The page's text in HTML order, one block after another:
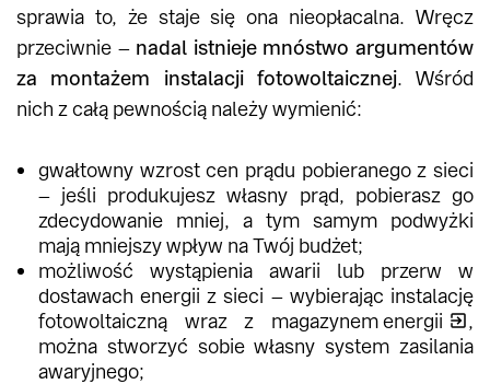
sprawia to, że staje się ona nieopłacalna. Wręcz
przeciwnie – nadal istnieje mnóstwo argumentów
za montażem instalacji fotowoltaicznej. Wśród
nich z całą pewnością należy wymienić:
gwałtowny wzrost cen prądu pobieranego z sieci
– jeśli produkujesz własny prąd, pobierasz go
zdecydowanie mniej, a tym samym podwyżki
mają mniejszy wpływ na Twój budżet;
możliwość wystąpienia awarii lub przerw w
dostawach energii z sieci – wybierając instalację
fotowoltaiczną wraz z magazynem energii
,
można stworzyć sobie własny system zasilania
awaryjnego;